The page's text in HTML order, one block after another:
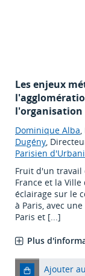
Les enjeux
l'organisation
Dominique Alba
Dugény,
Parisien
Fruit d'un travail
France et la
éclairage sur le
à Paris, avec
Paris et [...]
Plus
Ajouter